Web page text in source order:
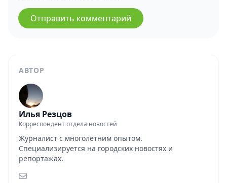
АВТОР
Илья Резцов
Корреспондент отдела новостей
Журналист с многолетним опытом.
Специализируется на городских новостях и
репортажах.
Отправить комментарий